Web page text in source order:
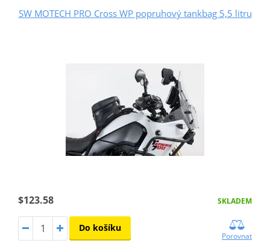
SW MOTECH PRO Cross WP popruhový tankbag 5,5 litru
$123.58 SKLADEM
Do košíku
Porovnat